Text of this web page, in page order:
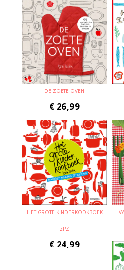
DE ZOETE OVEN
€ 26,99
HET GROTE KINDERKOOKBOEK
ZPZ
€ 24,99